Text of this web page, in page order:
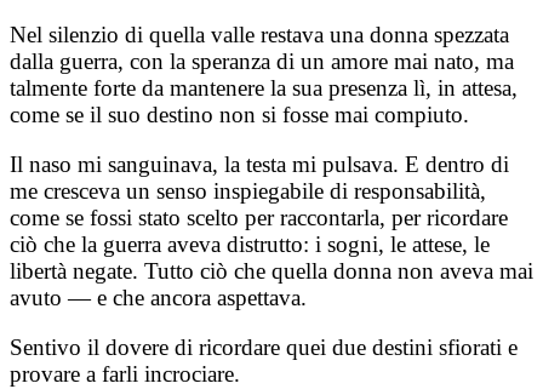
Nel silenzio di quella valle restava una donna spezzata
dalla guerra, con la speranza di un amore mai nato, ma
talmente forte da mantenere la sua presenza lì, in attesa,
come se il suo destino non si fosse mai compiuto.
Il naso mi sanguinava, la testa mi pulsava. E dentro di
me cresceva un senso inspiegabile di responsabilità,
come se fossi stato scelto per raccontarla, per ricordare
ciò che la guerra aveva distrutto: i sogni, le attese, le
libertà negate. Tutto ciò che quella donna non aveva mai
avuto — e che ancora aspettava.
Sentivo il dovere di ricordare quei due destini sfiorati e
provare a farli incrociare.